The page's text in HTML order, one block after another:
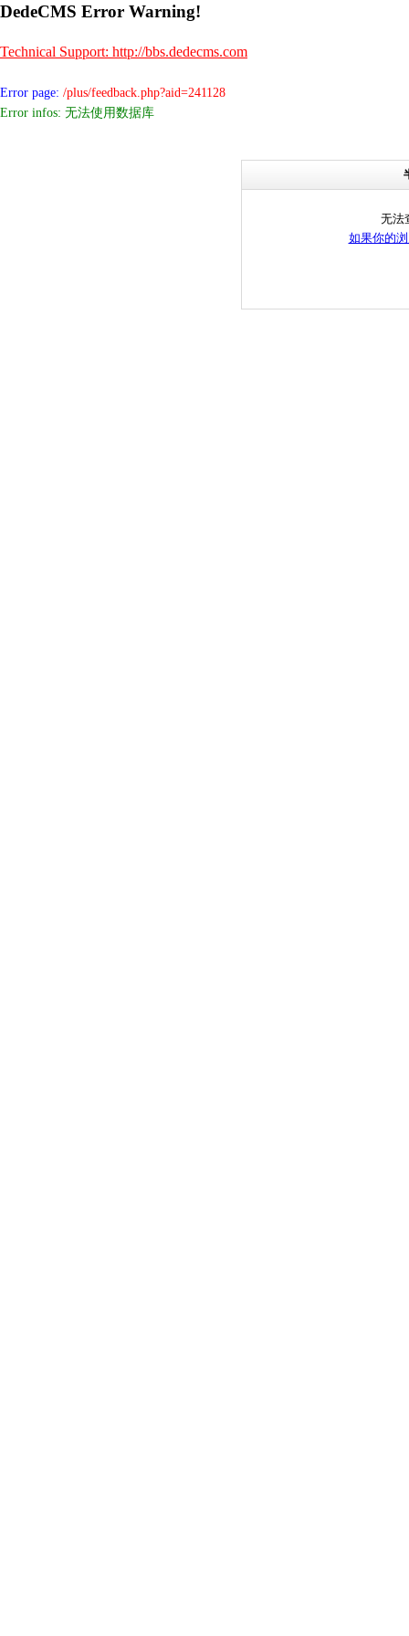
DedeCMS Error Warning!
Technical Support: http://bbs.dedecms.com
Error page: /plus/feedback.php?aid=241128
Error infos: 无法使用数据库
无法
如果你的